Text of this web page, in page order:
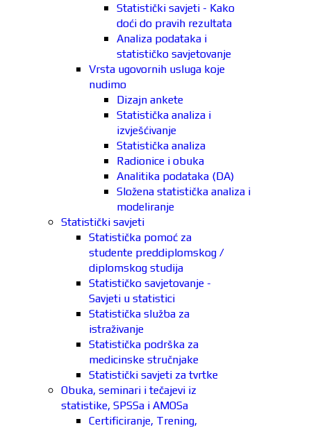
Statistički savjeti - Kako
doći do pravih rezultata
Analiza podataka i
statističko savjetovanje
Vrsta ugovornih usluga koje
nudimo
Dizajn ankete
Statistička analiza i
izvješćivanje
Statistička analiza
Radionice i obuka
Analitika podataka (DA)
Složena statistička analiza i
modeliranje
Statistički savjeti
Statistička pomoć za
studente preddiplomskog /
diplomskog studija
Statističko savjetovanje -
Savjeti u statistici
Statistička služba za
istraživanje
Statistička podrška za
medicinske stručnjake
Statistički savjeti za tvrtke
Obuka, seminari i tečajevi iz
statistike, SPSSa i AMOSa
Certificiranje, Trening,